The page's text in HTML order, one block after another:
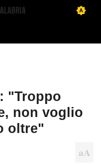
"Troppo
non voglio
oltre"